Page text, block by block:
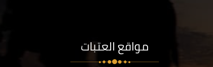
مواقع العتبات